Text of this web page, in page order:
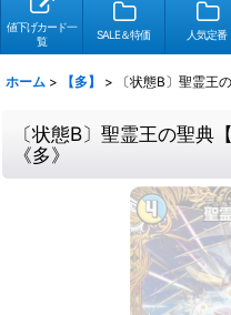
値下げカード一
覧
SALE＆特価 人気定番
ホーム > 【多】 > 〔状態B〕聖霊王
〔状態B〕聖霊王の聖
《多》